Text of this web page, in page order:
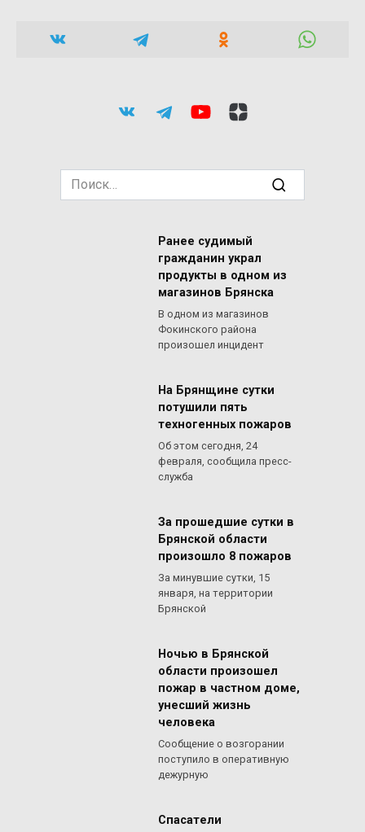
Search
for:
Ранее судимый
гражданин украл
продукты в одном из
магазинов Брянска
В одном из магазинов
Фокинского района
произошел инцидент
На Брянщине сутки
потушили пять
техногенных пожаров
Об этом сегодня, 24
февраля, сообщила пресс-
служба
За прошедшие сутки в
Брянской области
произошло 8 пожаров
За минувшие сутки, 15
января, на территории
Брянской
Ночью в Брянской
области произошел
пожар в частном доме,
унесший жизнь
человека
Сообщение о возгорании
поступило в оперативную
дежурную
Спасатели